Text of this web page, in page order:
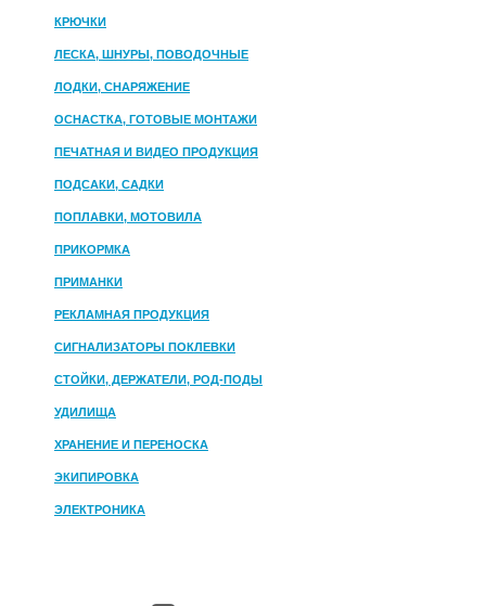
ПРИКОРМКИ
КРЮЧКИ
ЛЕСКА, ШНУРЫ, ПОВОДОЧНЫЕ
МАТЕРИАЛЫ
ЛОДКИ, СНАРЯЖЕНИЕ
ОСНАСТКА, ГОТОВЫЕ МОНТАЖИ
ПЕЧАТНАЯ И ВИДЕО ПРОДУКЦИЯ
ПОДСАКИ, САДКИ
ПОПЛАВКИ, МОТОВИЛА
ПРИКОРМКА
ПРИМАНКИ
РЕКЛАМНАЯ ПРОДУКЦИЯ
СИГНАЛИЗАТОРЫ ПОКЛЕВКИ
СТОЙКИ, ДЕРЖАТЕЛИ, РОД-ПОДЫ
УДИЛИЩА
ХРАНЕНИЕ И ПЕРЕНОСКА
ЭКИПИРОВКА
ЭЛЕКТРОНИКА